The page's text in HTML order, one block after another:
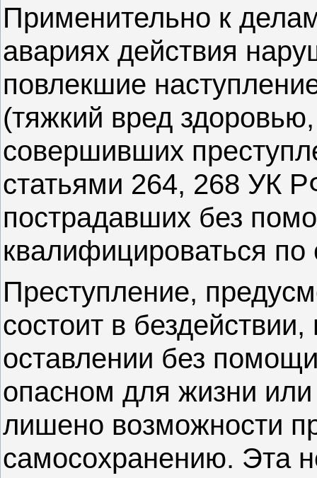
Применительно к
авариях действия
повлекшие
(тяжкий вред
совершивших
статьями 264, 268 УК
пострадавших без
квалифицироваться
Преступление,
состоит в
оставлении без
опасном для жизни
лишено возможности
самосохранению. Эта